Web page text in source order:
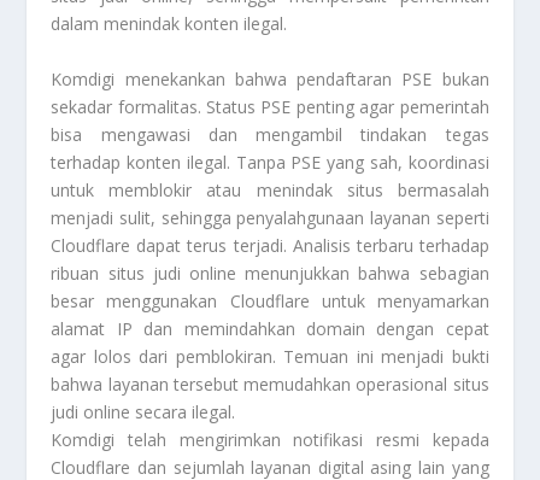
dalam menindak konten ilegal.
Komdigi menekankan bahwa pendaftaran PSE bukan
sekadar formalitas. Status PSE penting agar pemerintah
bisa mengawasi dan mengambil tindakan tegas
terhadap konten ilegal. Tanpa PSE yang sah, koordinasi
untuk memblokir atau menindak situs bermasalah
menjadi sulit, sehingga penyalahgunaan layanan seperti
Cloudflare dapat terus terjadi. Analisis terbaru terhadap
ribuan situs judi online menunjukkan bahwa sebagian
besar menggunakan Cloudflare untuk menyamarkan
alamat IP dan memindahkan domain dengan cepat
agar lolos dari pemblokiran. Temuan ini menjadi bukti
bahwa layanan tersebut memudahkan operasional situs
judi online secara ilegal.
Komdigi telah mengirimkan notifikasi resmi kepada
Cloudflare dan sejumlah layanan digital asing lain yang